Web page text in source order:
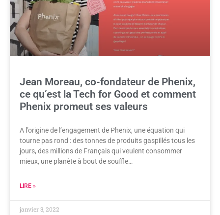
Jean Moreau, co-fondateur de Phenix,
ce qu’est la Tech for Good et comment
Phenix promeut ses valeurs
A l’origine de l’engagement de Phenix, une équation qui
tourne pas rond : des tonnes de produits gaspillés tous les
jours, des millions de Français qui veulent consommer
mieux, une planète à bout de souffle…
LIRE »
janvier 3, 2022